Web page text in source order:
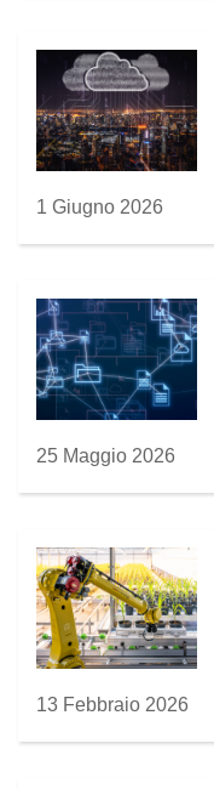
1 Giugno 2026
25 Maggio 2026
13 Febbraio 2026